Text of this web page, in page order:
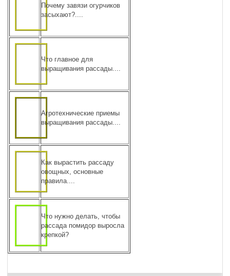
Почему завязи огурчиков
засыхают?....
Что главное для
выращивания рассады....
Агротехнические приемы
выращивания рассады....
Как вырастить рассаду
овощных, основные
правила....
Что нужно делать, чтобы
рассада помидор выросла
крепкой?